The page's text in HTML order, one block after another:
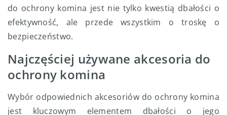
do ochrony komina jest nie tylko kwestią dbałości o
efektywność, ale przede wszystkim o troskę o
bezpieczeństwo.
Najczęściej używane akcesoria do
ochrony komina
Wybór odpowiednich akcesoriów do ochrony komina
jest kluczowym elementem dbałości o jego